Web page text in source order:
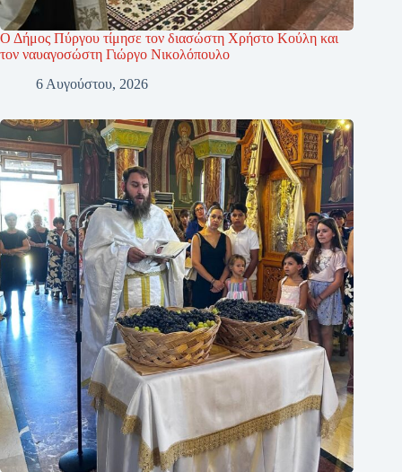
Ο Δήμος Πύργου τίμησε τον διασώστη Χρήστο Κούλη και
τον ναυαγοσώστη Γιώργο Νικολόπουλο
6 Αυγούστου, 2026